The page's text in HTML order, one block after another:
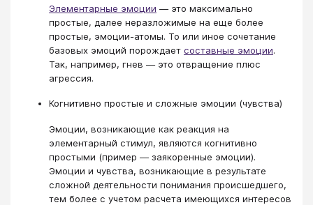
Элементарные эмоции — это максимально
простые, далее неразложимые на еще более
простые, эмоции-атомы. То или иное сочетание
базовых эмоций порождает составные эмоции.
Так, например, гнев — это отвращение плюс
агрессия.
Когнитивно простые и сложные эмоции (чувства)
Эмоции, возникающие как реакция на
элементарный стимул, являются когнитивно
простыми (пример — заякоренные эмоции).
Эмоции и чувства, возникающие в результате
сложной деятельности понимания происшедшего,
тем более с учетом расчета имеющихся интересов